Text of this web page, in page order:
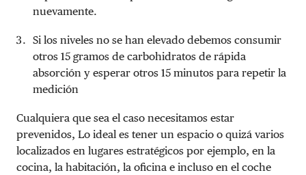
nuevamente.
Si los niveles no se han elevado debemos consumir
otros 15 gramos de carbohidratos de rápida
absorción y esperar otros 15 minutos para repetir la
medición
Cualquiera que sea el caso necesitamos estar
prevenidos, Lo ideal es tener un espacio o quizá varios
localizados en lugares estratégicos por ejemplo, en la
cocina, la habitación, la oficina e incluso en el coche